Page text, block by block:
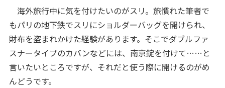
海外旅行中に気を付けたいのがスリ。旅慣れた筆者で
もパリの地下鉄でスリにショルダーバッグを開けられ、
財布を盗まれかけた経験があります。そこでダブルファ
スナータイプのカバンなどには、南京錠を付けて……と
言いたいところですが、それだと使う際に開けるのがめ
んどうです。